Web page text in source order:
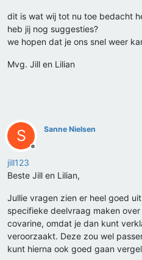
dit is wat wij tot nu toe bedacht
heb jij nog suggesties?
we hopen dat je ons snel weer
Mvg. Jill en Lilian
S
Offline
Sanne Nielsen
jill123
Beste Jill en Lilian,
Jullie vragen zien er heel goed
specifieke deelvraag maken
covarine, omdat je dan kunt
veroorzaakt. Deze zou wel
kunt hierna ook goed gaan